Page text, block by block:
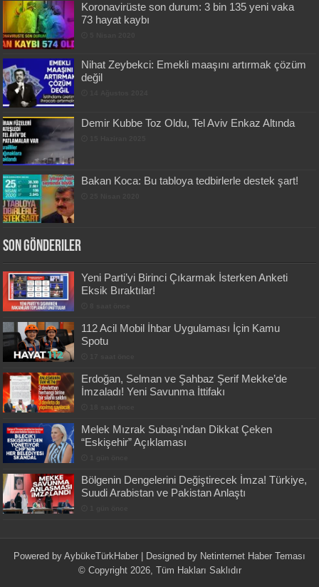
Koronavirüste son durum: 3 bin 135 yeni vaka
73 hayat kaybı
Nihat Zeybekci: Emekli maaşını artırmak çözüm
değil
Demir Kubbe Toz Oldu, Tel Aviv Enkaz Altında
Bakan Koca: Bu tabloya tedbirlerle destek şart!
Son Gönderiler
Yeni Parti’yi Birinci Çıkarmak İsterken Anketi
Eksik Bıraktılar!
112 Acil Mobil İhbar Uygulaması İçin Kamu
Spotu
Erdoğan, Selman ve Şahbaz Şerif Mekke’de
İmzaladı! Yeni Savunma İttifakı
Melek Mızrak Subaşı’ndan Dikkat Çeken
“Eskişehir” Açıklaması
Bölgenin Dengelerini Değiştirecek İmza! Türkiye,
Suudi Arabistan ve Pakistan Anlaştı
Powered by AybükeTürkHaber | Designed by Netinternet Haber Teması
© Copyright 2026, Tüm Hakları Saklıdır